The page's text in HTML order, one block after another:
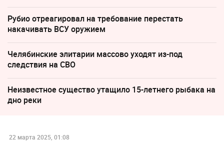
Рубио отреагировал на требование перестать
накачивать ВСУ оружием
Челябинские элитарии массово уходят из-под
следствия на СВО
Неизвестное существо утащило 15-летнего рыбака на
дно реки
22 марта 2025, 01:08